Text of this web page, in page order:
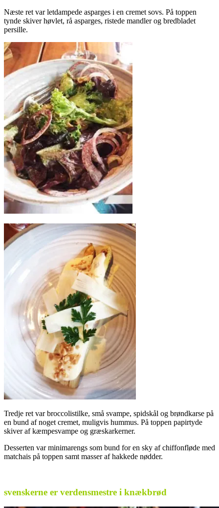
Næste ret var letdampede asparges i en cremet sovs. På toppen
tynde skiver høvlet, rå asparges, ristede mandler og bredbladet
persille.
Tredje ret var broccolistilke, små svampe, spidskål og brøndkarse på
en bund af noget cremet, muligvis hummus. På toppen papirtyde
skiver af kæmpesvampe og græskarkerner.
Desserten var minimarengs som bund for en sky af chiffonfløde med
matchais på toppen samt masser af hakkede nødder.
svenskerne er verdensmestre i knækbrød